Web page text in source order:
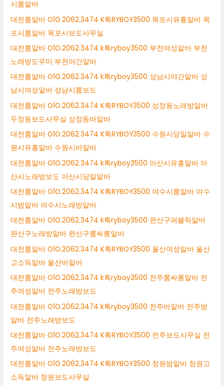
시룸알바
대전룸알바 O1O.2062.3474 K톡RYBOY3500 목포시유흥알바 목
포시룸알바 목포시보도사무실
대전룸알바 O1O.2062.3474 k톡ryboy3500 부천여성알바 부천
노래방도우미 부천야간알바
대전룸알바 O1O.2062.3474 k톡ryboy3500 성남시야간알바 성
남시여성알바 성남시룸보도
대전룸알바 O1O.2062.3474 K톡RYBOY3500 성정동노래방알바
두정동보도사무실 성정동바알바
대전룸알바 O1O.2062.3474 K톡RYBOY3500 수원시당일알바 수
원시유흥알바 수원시바알바
대전룸알바 O1O.2062.3474 k톡ryboy3500 아산시유흥알바 아
산시노래방보도 아산시당일알바
대전룸알바 O1O.2062.3474 K톡RYBOY3500 여수시룸알바 여수
시밤알바 여수시노래방알바
대전룸알바 O1O.2062.3474 k톡ryboy3500 완산구퍼블릭알바
완산구노래방알바 완산구룸싸롱알바
대전룸알바 O1O.2062.3474 K톡RYBOY3500 울산여성알바 울산
고소득알바 울산바알바
대전룸알바 O1O.2062.3474 k톡ryboy3500 전주룸싸롱알바 전
주여성알바 전주노래방보도
대전룸알바 O1O.2062.3474 k톡ryboy3500 전주바알바 전주밤
알바 전주노래방보도
대전룸알바 O1O.2062.3474 K톡RYBOY3500 전주보도사무실 전
주여성알바 전주노래방보도
대전룸알바 O1O.2062.3474 K톡RYBOY3500 창원밤알바 창원고
소득알바 창원보도사무실